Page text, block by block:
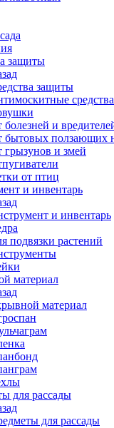
защиты
защиты
средства
болезней и
бытовых ползающих
грызунов и змей
от птиц
и инвентарь
и инвентарь
подвязки растений
материал
материал
для рассады
для рассады